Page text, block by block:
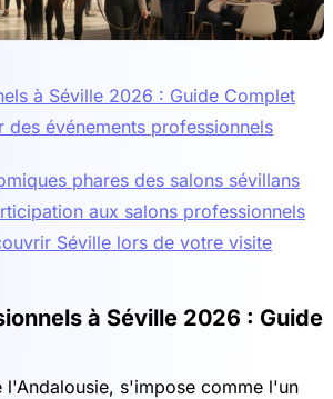
à Séville 2026 : Guide Complet
des événements professionnels
phares des salons sévillans
aux salons professionnels
Séville lors de votre visite
à Séville 2026 : Guide
l'Andalousie, s'impose comme l'un